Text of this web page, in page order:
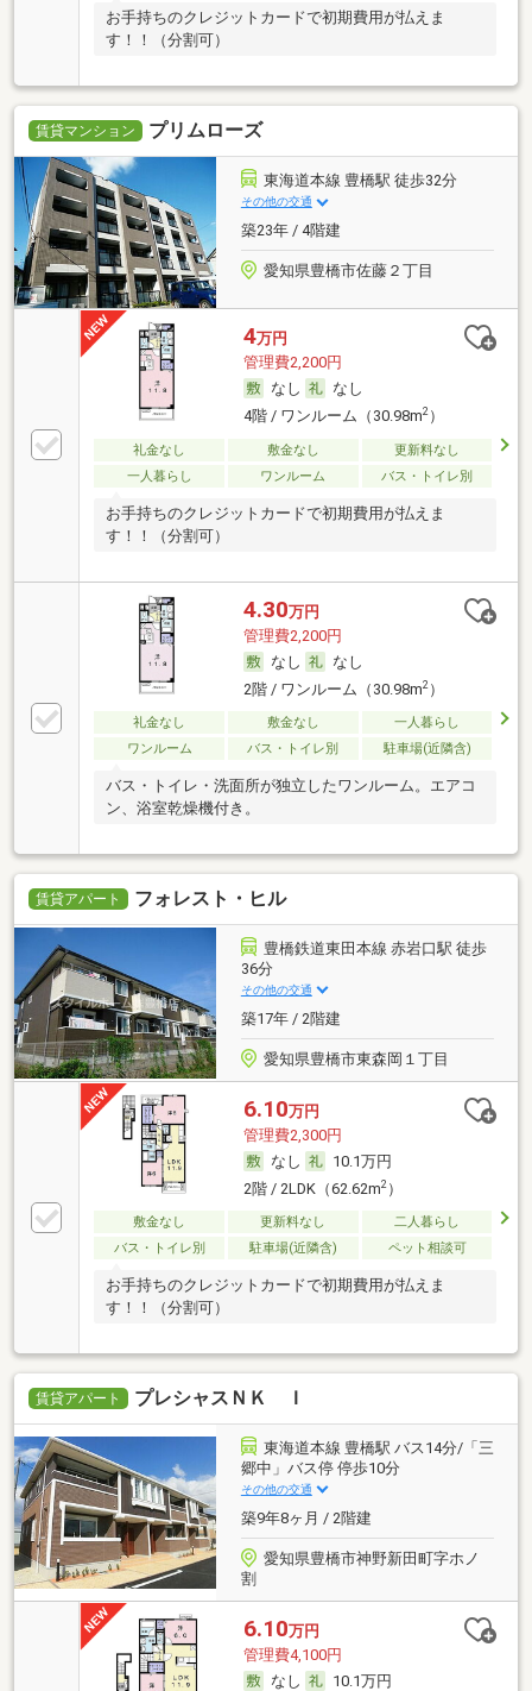
お手持ちのクレジットカードで初期費用が払えま
す！！（分割可）
賃貸マンション プリムローズ
東海道本線 豊橋駅 徒歩32分
その他の交通
築23年 / 4階建
愛知県豊橋市佐藤２丁目
4万円
管理費2,200円
なし
なし
4階 / ワンルーム（30.98m2）
礼金なし 敷金なし
更新料なし
一人暮らし
ワンルーム バス・トイレ別
お手持ちのクレジットカードで初期費用が払えま
す！！（分割可）
4.30万円
管理費2,200円
なし
なし
2階 / ワンルーム（30.98m2）
礼金なし 敷金なし
一人暮らし
ワンルーム
バス・トイレ別 駐車場(近隣含)
バス・トイレ・洗面所が独立したワンルーム。エアコ
ン、浴室乾燥機付き。
賃貸アパート フォレスト・ヒル
豊橋鉄道東田本線 赤岩口駅 徒歩
36分
その他の交通
築17年 / 2階建
愛知県豊橋市東森岡１丁目
6.10万円
管理費2,300円
なし
10.1万円
2階 / 2LDK（62.62m2）
敷金なし 更新料なし
二人暮らし
バス・トイレ別
駐車場(近隣含) ペット相談可
お手持ちのクレジットカードで初期費用が払えま
す！！（分割可）
賃貸アパート プレシャスＮＫ Ｉ
東海道本線 豊橋駅 バス14分/「三
郷中」バス停 停歩10分
その他の交通
築9年8ヶ月 / 2階建
愛知県豊橋市神野新田町字ホノ
割
6.10万円
管理費4,100円
なし
10.1万円